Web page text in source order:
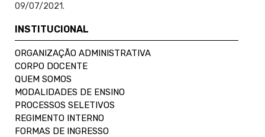
09/07/2021.
INSTITUCIONAL
ORGANIZAÇÃO ADMINISTRATIVA
CORPO DOCENTE
QUEM SOMOS
MODALIDADES DE ENSINO
PROCESSOS SELETIVOS
REGIMENTO INTERNO
FORMAS DE INGRESSO